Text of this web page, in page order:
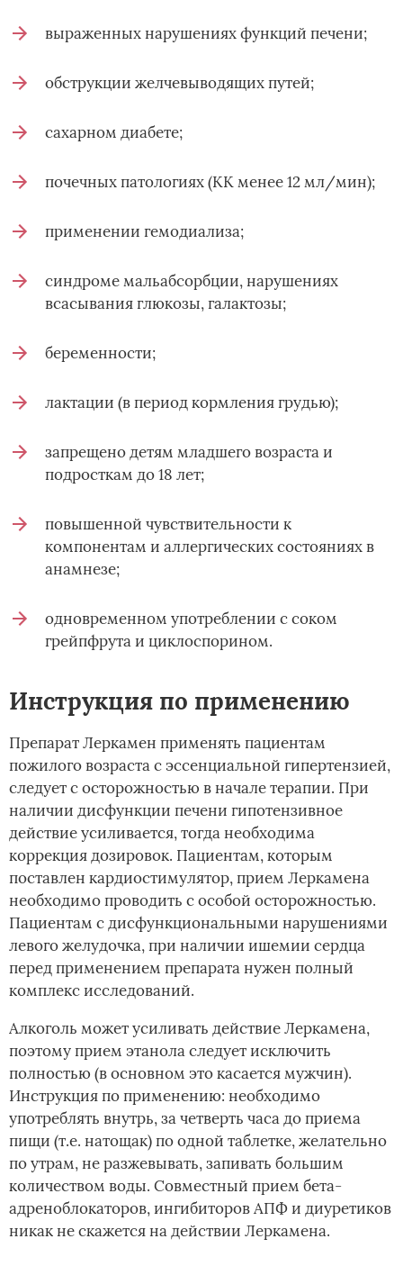
выраженных нарушениях функций печени;
обструкции желчевыводящих путей;
сахарном диабете;
почечных патологиях (КК менее 12 мл/мин);
применении гемодиализа;
синдроме мальабсорбции, нарушениях
всасывания глюкозы, галактозы;
беременности;
лактации (в период кормления грудью);
запрещено детям младшего возраста и
подросткам до 18 лет;
повышенной чувствительности к
компонентам и аллергических состояниях в
анамнезе;
одновременном употреблении с соком
грейпфрута и циклоспорином.
Инструкция по применению
Препарат Леркамен применять пациентам
пожилого возраста с эссенциальной гипертензией,
следует с осторожностью в начале терапии. При
наличии дисфункции печени гипотензивное
действие усиливается, тогда необходима
коррекция дозировок. Пациентам, которым
поставлен кардиостимулятор, прием Леркамена
необходимо проводить с особой осторожностью.
Пациентам с дисфункциональными нарушениями
левого желудочка, при наличии ишемии сердца
перед применением препарата нужен полный
комплекс исследований.
Алкоголь может усиливать действие Леркамена,
поэтому прием этанола следует исключить
полностью (в основном это касается мужчин).
Инструкция по применению: необходимо
употреблять внутрь, за четверть часа до приема
пищи (т.е. натощак) по одной таблетке, желательно
по утрам, не разжевывать, запивать большим
количеством воды. Совместный прием бета-
адреноблокаторов, ингибиторов АПФ и диуретиков
никак не скажется на действии Леркамена.